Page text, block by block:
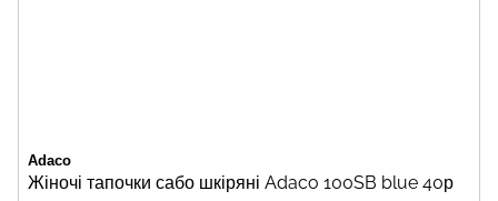
Adaco
Жіночі тапочки сабо шкіряні Adaco 100SB blue 40р